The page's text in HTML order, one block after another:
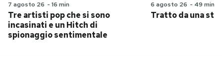
7 agosto 26 - 16 min
Tre artisti pop che si sono
incasinati e un Hitch di
spionaggio sentimentale
6 agosto 26 - 49 min
Tratto da una